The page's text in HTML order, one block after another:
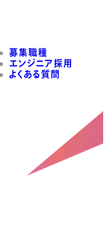
募集職種
エンジニア採用
よくある質問